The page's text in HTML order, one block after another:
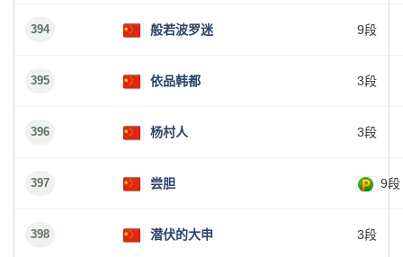
394 般若波罗迷 9段
395 依品韩都 3段
396 杨村人 3段
397 尝胆 9段
398 潜伏的大申 3段